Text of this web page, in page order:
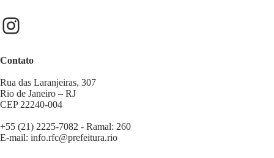
Contato
Rua das Laranjeiras, 307
Rio de Janeiro – RJ
CEP 22240-004
+55 (21) 2225-7082 - Ramal: 260
E-mail: info.rfc@prefeitura.rio